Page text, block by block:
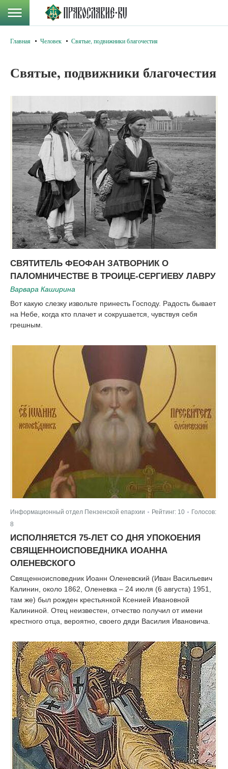
Главная Человек Святые, подвижники благочестия
Святые, подвижники благочестия
СВЯТИТЕЛЬ ФЕОФАН ЗАТВОРНИК О
ПАЛОМНИЧЕСТВЕ В ТРОИЦЕ-СЕРГИЕВУ ЛАВРУ
Варвара Каширина
Вот какую слезку извольте принесть Господу. Радость бывает
на Небе, когда кто плачет и сокрушается, чувствуя себя
грешным.
Информационный отдел Пензенской епархии | Рейтинг: 10
Голосов:
8
ИСПОЛНЯЕТСЯ 75-ЛЕТ СО ДНЯ УПОКОЕНИЯ
СВЯЩЕННОИСПОВЕДНИКА ИОАННА
ОЛЕНЕВСКОГО
Священноисповедник Иоанн Оленевский (Иван Васильевич
Калинин, около 1862, Оленевка – 24 июля (6 августа) 1951,
там же) был рожден крестьянкой Ксенией Ивановной
Калининой. Отец неизвестен, отчество получил от имени
крестного отца, вероятно, своего дяди Василия Ивановича.